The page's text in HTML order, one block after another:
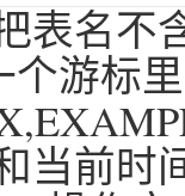
表名不
个游标
当前时